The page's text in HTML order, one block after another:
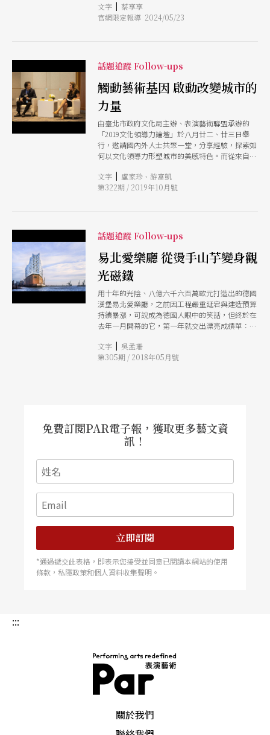
京鳥巢、東京表參道Prada，並獲得普立茲獎的瑞
士建築師Herzog de Meuron事務所操刀， 建築師
使用了港口倉庫A（Kaispeicher A）37米高的基
座。音樂廳新穎的外型，海浪般的屋頂與港口的浪
花相互呼應，玻璃立面總高度為110米，像是一個
巨大水晶體。用玻璃面板彎曲和刻畫，捕捉天空、
水和城市的反射，和倒映河水的玻璃帷幕，讓這它
文字 | 蔡享享
官網限定報導 2024/05/23
話題追蹤 Follow-ups
觸動藝術基因 啟動改變城市的
力量
由臺北市政府文化局主辦、表演藝術聯盟承辦的
「2019文化領導力論壇」於八月廿二、廿三日舉
行，邀請國內外人士共聚一堂，分享經驗，探索如
何以文化領導力形塑城市的美感特色。而從來自德
享，讓人理解：好的文化設施，可以豐厚城市的文
化能量，文化領導力則帶動趨勢發展，展現不同思
文字 | 盧家珍、游富凱
第322期 / 2019年10月號
話題追蹤 Follow-ups
易北愛樂廳 從燙手山芋變身觀
光磁鐵
用十年的光陰、八億六千六百萬歐元打造出的德國
漢堡易北愛樂廳，之前因工程嚴重延宕與建造預算
持續暴漲，可說成為德國人眼中的笑話，但終於在
去年一月開幕的它，第一年就交出漂亮成績單：一
讓漢堡的觀光人數激增，因此也被媒體稱為「觀光
磁鐵」。是如何的經營讓笑話變佳話？品質的堅
文字 | 吳孟珊
第305期 / 2018年05月號
免費訂閱PAR電子報，獲取更多藝文資
訊！
立即訂閱
*通過遞交此表格，即表示您接受並同意已閱讀本網站的使用
條款，私隱政策和個人資料收集聲明。
:::
關於我們